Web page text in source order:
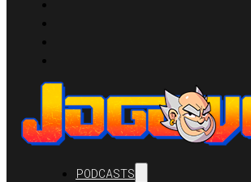
PODCASTS